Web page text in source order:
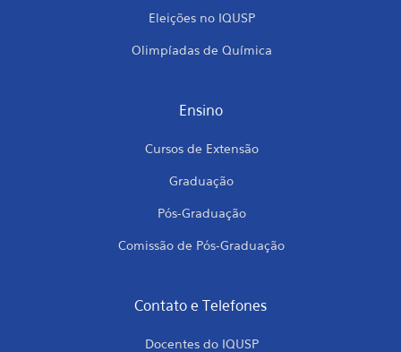
Eleições no IQUSP
Olimpíadas de Química
Ensino
Cursos de Extensão
Graduação
Pós-Graduação
Comissão de Pós-Graduação
Contato e Telefones
Docentes do IQUSP